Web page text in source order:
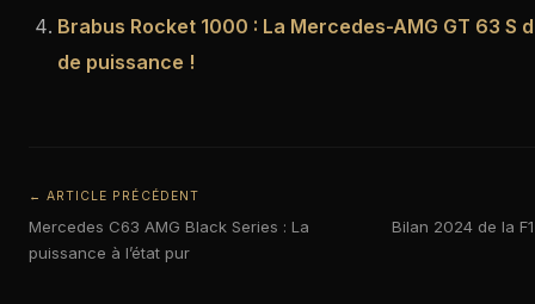
Brabus Rocket 1000 : La Mercedes-AMG GT 63 S
de puissance !
← ARTICLE PRÉCÉDENT
Mercedes C63 AMG Black Series : La
puissance à l’état pur
Bilan 2024 de la